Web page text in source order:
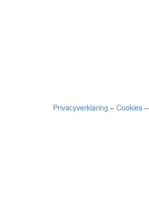
Privacyverklaring – Cookies –